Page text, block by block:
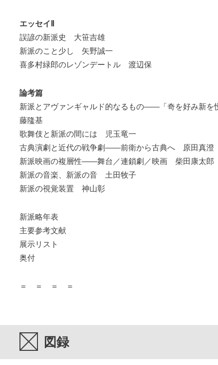
エッセイⅡ
誤諺の新派史 大笹吉雄
新派のこと少し 矢野誠一
喜多村緑郎のレゾンデートル 渡辺保
論考篇
新派とアヴァンギャルド的なるもの――「奇を好み新
藤隆基
歌舞伎と新派の間には 児玉竜一
古典演劇と近代の戦争劇――前衛から古典へ 原田真澄
新派映画の複層性――舞台／連鎖劇／映画 柴田康太郎
新派の音楽、新派の音 土田牧子
新派の視覚装置 神山彰
新派略年表
主要参考文献
展示リスト
奥付
＝ ＝ ＝ ＝
図録